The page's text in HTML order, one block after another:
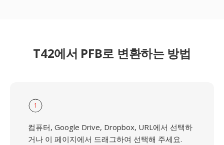
T42에서 PFB로 변환하는 방법
1
컴퓨터, Google Drive, Dropbox, URL에서 선택하
거나 이 페이지에서 드래그하여 선택해 주세요.